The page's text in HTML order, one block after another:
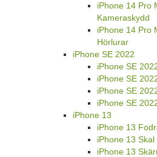
iPhone 14 Pro
Kameraskydd
iPhone 14 Pro
Hörlurar
iPhone SE 2022
iPhone SE
iPhone SE
iPhone SE
iPhone SE
iPhone 13
iPhone 13
iPhone 13 Skal
iPhone 13